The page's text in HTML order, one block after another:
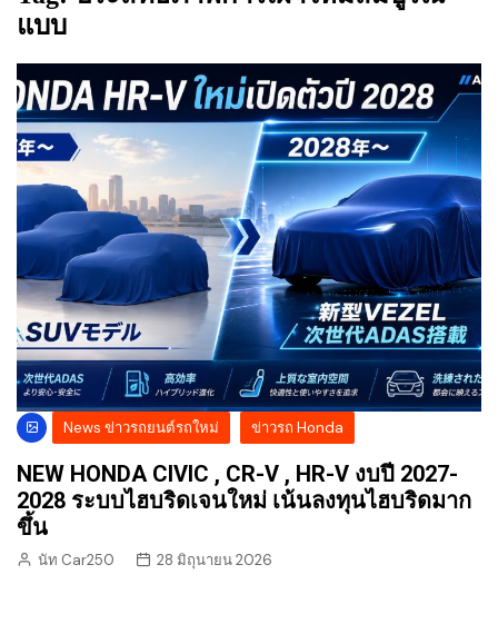
แบบ
News ข่าวรถยนต์รถใหม่ ข่าวรถ Honda
NEW HONDA CIVIC , CR-V , HR-V งบปี 2027-
2028 ระบบไฮบริดเจนใหม่ เน้นลงทุนไฮบริดมาก
ขึ้น
นัท Car250 28 มิถุนายน 2026